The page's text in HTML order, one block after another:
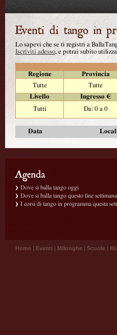
Lo sapevi che se ti registri a
Iscriviti adesso, e potrai subito
Regione
Provincia
Tutte
Tutte
Livello
Ingresso €
Tutti
Da: 0 a 0
Data
Dove si balla tango oggi
Dove si balla tango questo fine settimana
I corsi di tango in programma questa
Home | Eventi | Milonghe | Scuole |